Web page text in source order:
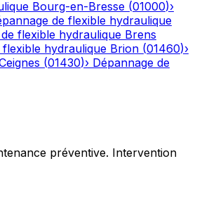
Bourg-en-Bresse (01000)›
de flexible hydraulique
flexible hydraulique Brens
flexible hydraulique Brion (01460)›
(01430)› Dépannage de
préventive. Intervention